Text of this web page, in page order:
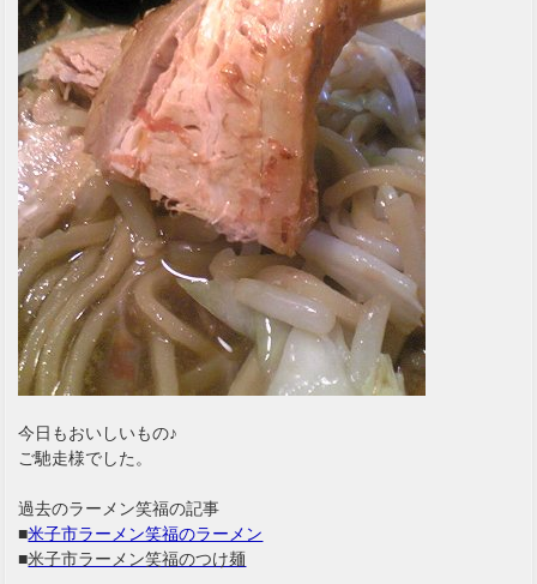
今日もおいしいもの♪
ご馳走様でした。
過去のラーメン笑福の記事
■米子市ラーメン笑福のラーメン
■米子市ラーメン笑福のつけ麺